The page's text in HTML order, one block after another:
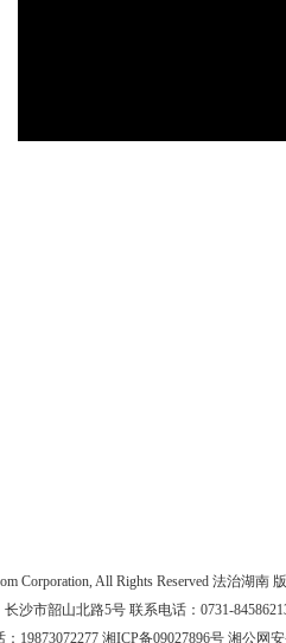
Corporation, All Rights Reserved 法治湖南
沙市韶山北路5号 联系电话：0731-
湘ICP备09027896号 湘公网